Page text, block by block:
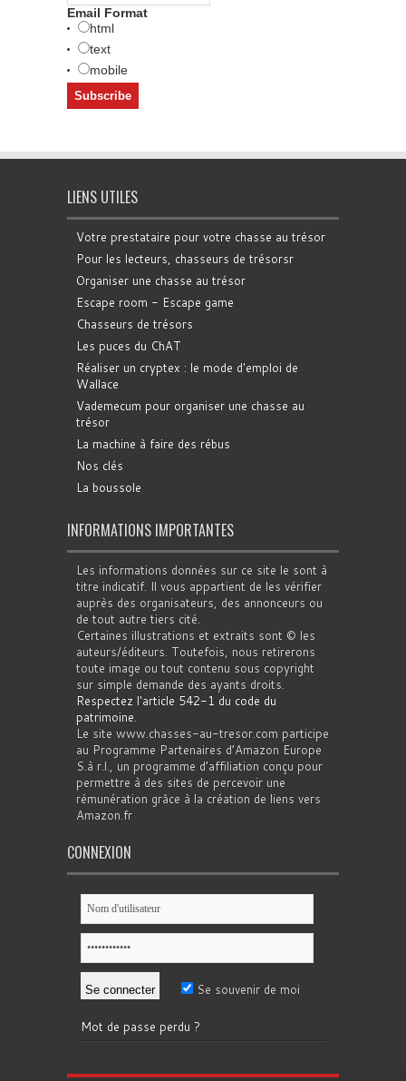
Email Format
html
text
mobile
LIENS UTILES
Votre prestataire pour votre chasse au trésor
Pour les lecteurs, chasseurs de trésorsr
Organiser une chasse au trésor
Escape room - Escape game
Chasseurs de trésors
Les puces du ChAT
Réaliser un cryptex : le mode d'emploi de
Wallace
Vademecum pour organiser une chasse au
trésor
La machine à faire des rébus
Nos clés
La boussole
INFORMATIONS IMPORTANTES
Les informations données sur ce site le sont à
titre indicatif. Il vous appartient de les vérifier
auprès des organisateurs, des annonceurs ou
de tout autre tiers cité.
Certaines illustrations et extraits sont © les
auteurs/éditeurs. Toutefois, nous retirerons
toute image ou tout contenu sous copyright
sur simple demande des ayants droits.
Respectez l'article 542-1 du code du
patrimoine.
Le site www.chasses-au-tresor.com participe
au Programme Partenaires d’Amazon Europe
S.à r.l., un programme d’affiliation conçu pour
permettre à des sites de percevoir une
rémunération grâce à la création de liens vers
Amazon.fr
CONNEXION
Se souvenir de moi
Mot de passe perdu ?